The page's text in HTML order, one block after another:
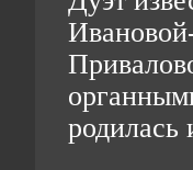
родилась